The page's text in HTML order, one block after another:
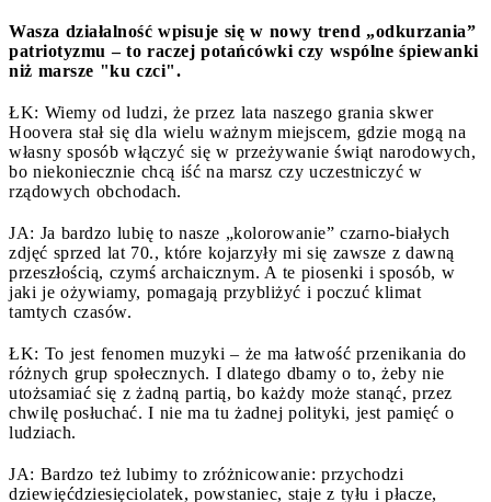
Wasza działalność wpisuje się w nowy trend „odkurzania”
patriotyzmu – to raczej potańcówki czy wspólne śpiewanki
niż marsze "ku czci".
ŁK: Wiemy od ludzi, że przez lata naszego grania skwer
Hoovera stał się dla wielu ważnym miejscem, gdzie mogą na
własny sposób włączyć się w przeżywanie świąt narodowych,
bo niekoniecznie chcą iść na marsz czy uczestniczyć w
rządowych obchodach.
JA: Ja bardzo lubię to nasze „kolorowanie” czarno-białych
zdjęć sprzed lat 70., które kojarzyły mi się zawsze z dawną
przeszłością, czymś archaicznym. A te piosenki i sposób, w
jaki je ożywiamy, pomagają przybliżyć i poczuć klimat
tamtych czasów.
ŁK: To jest fenomen muzyki – że ma łatwość przenikania do
różnych grup społecznych. I dlatego dbamy o to, żeby nie
utożsamiać się z żadną partią, bo każdy może stanąć, przez
chwilę posłuchać. I nie ma tu żadnej polityki, jest pamięć o
ludziach.
JA: Bardzo też lubimy to zróżnicowanie: przychodzi
dziewięćdziesięciolatek, powstaniec, staje z tyłu i płacze,